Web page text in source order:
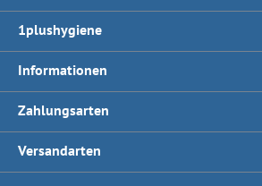
1plushygiene
Informationen
Zahlungsarten
Versandarten